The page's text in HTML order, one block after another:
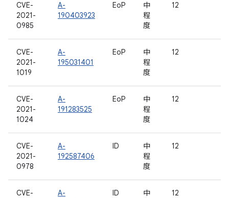
CVE-
2021-
0985
A-
190403923
EoP
中
程
度
12
CVE-
2021-
1019
A-
195031401
EoP
中
程
度
12
CVE-
2021-
1024
A-
191283525
EoP
中
程
度
12
CVE-
2021-
0978
A-
192587406
ID
中
程
度
12
CVE-
A-
ID
中
12